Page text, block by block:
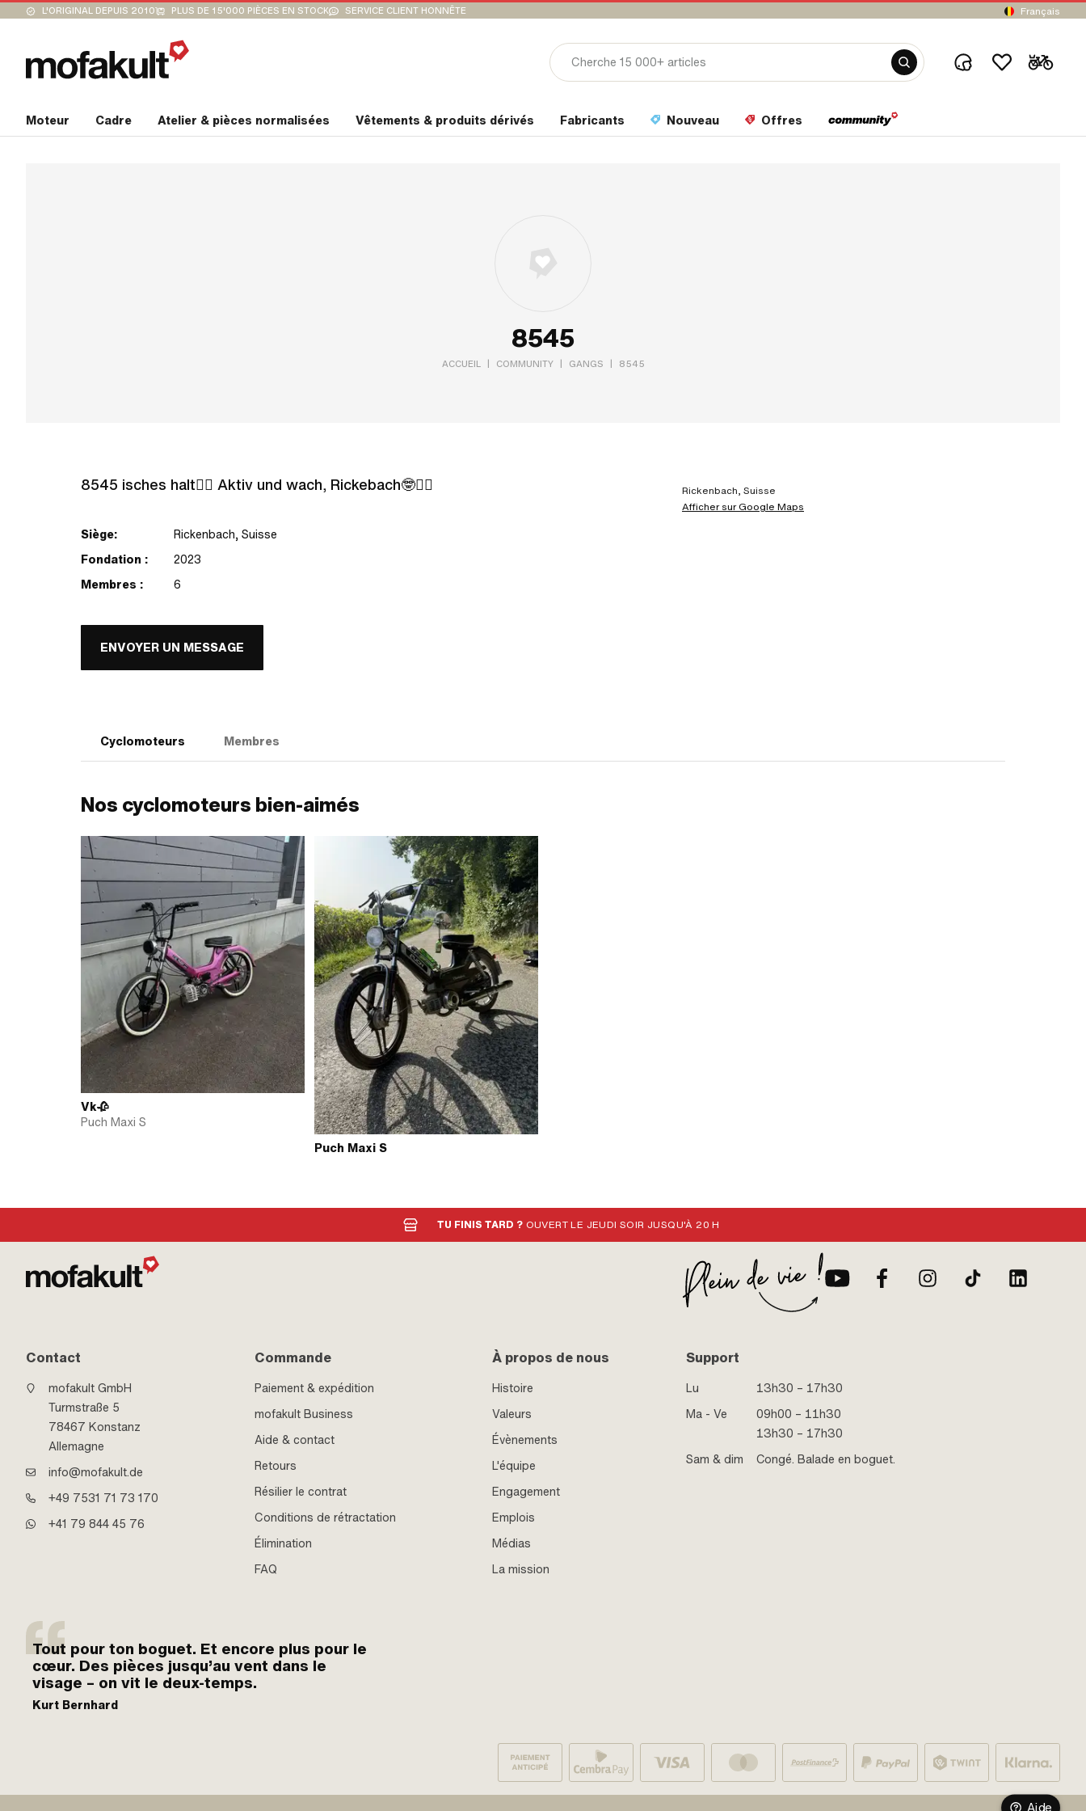
L'ORIGINAL DEPUIS 2010 PLUS DE 15'000 PIÈCES EN STOCK SERVICE CLIENT HONNÊTE Français
Moteur Cadre Atelier & pièces normalisées Vêtements & produits dérivés Fabricants Nouveau Offres
8545
ACCUEIL | COMMUNITY | GANGS | 8545
8545 isches halt🤷‍♂️ Aktiv und wach, Rickebach🤓☝🏻
Siège:
Rickenbach, Suisse
Fondation :
2023
Membres :
6
ENVOYER UN MESSAGE
Rickenbach, Suisse
Afficher sur Google Maps
Cyclomoteurs Membres
Nos cyclomoteurs bien-aimés
Vk🥀
Puch Maxi S
Puch Maxi S
TU FINIS TARD ? OUVERT LE JEUDI SOIR JUSQU'À 20 H
Contact
mofakult GmbH
Turmstraße 5
78467 Konstanz
Allemagne
info@mofakult.de
+49 7531 71 73 170
+41 79 844 45 76
Commande
Paiement & expédition
mofakult Business
Aide & contact
Retours
Résilier le contrat
Conditions de rétractation
Élimination
FAQ
À propos de nous
Histoire
Valeurs
Évènements
L'équipe
Engagement
Emplois
Médias
La mission
Support
Lu
13h30 – 17h30
Ma - Ve
09h00 – 11h30
13h30 – 17h30
Sam & dim
Congé. Balade en boguet.
Tout pour ton boguet. Et encore plus pour le
cœur. Des pièces jusqu’au vent dans le
visage – on vit le deux-temps.
Kurt Bernhard
Aide